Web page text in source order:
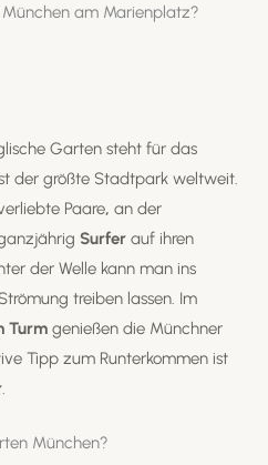
am Marienplatz?
München?
Garten steht für das
der größte Stadtpark weltweit.
Paare, an der
Surfer auf ihren
der Welle kann man ins
treiben lassen. Im
Turm genießen die Münchner
Tipp zum Runterkommen ist